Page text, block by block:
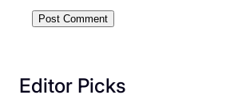
Editor Picks